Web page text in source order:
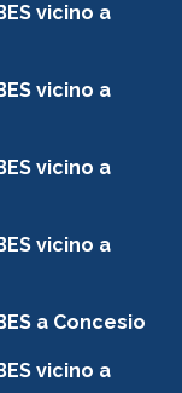
vicino a
vicino a
vicino a
vicino a
a Concesio
vicino a